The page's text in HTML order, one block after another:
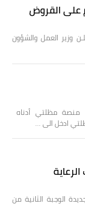
على القروض
وزير العمل والشؤون
مظلتي أدناه
الوجبة الثانية من